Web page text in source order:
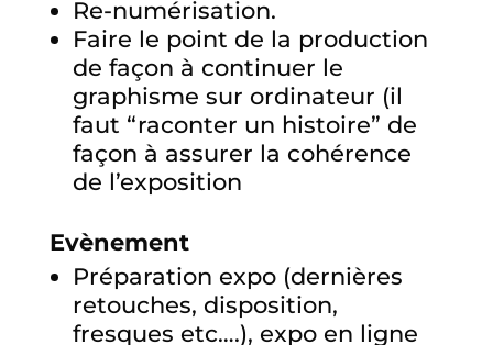
Re-numérisation.
Faire le point de la production
de façon à continuer le
graphisme sur ordinateur (il
faut “raconter un histoire” de
façon à assurer la cohérence
de l’exposition
Evènement
Préparation expo (dernières
retouches, disposition,
fresques etc….), expo en ligne